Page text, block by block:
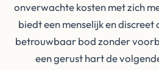
onverwachte kosten met zich
biedt een menselijk en
betrouwbaar bod zonder
een gerust hart de